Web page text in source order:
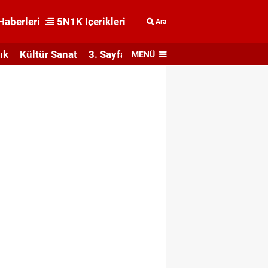
5N1K İçerikleri Ara
Kültür Sanat 3. Sayfa MENÜ